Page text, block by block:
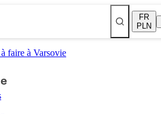
FR
PLN
faire à Varsovie